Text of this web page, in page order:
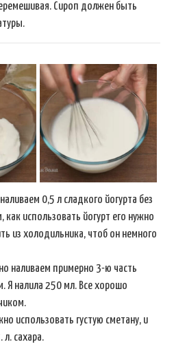
Сироп должен быть
0,5 л сладкого йогурта без
использовать йогурт его нужно
из холодильника, чтоб он немного
наливаем примерно 3-ю часть
Я налила 250 мл. Все хорошо
использовать густую сметану, и
л. сахара.